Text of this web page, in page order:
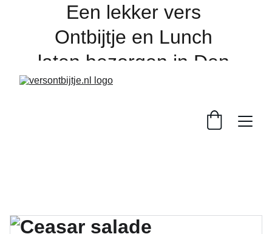
Een lekker vers
Ontbijtje en Lunch
laten bezorgen in Den
Bosch en de regio,
dagelijks voor 16:00